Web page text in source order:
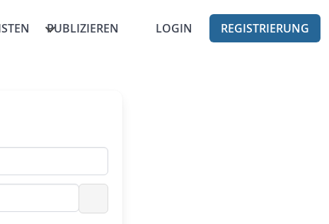
PUBLIZIEREN LOGIN REGISTRIERUNG
Passwort anzeigen